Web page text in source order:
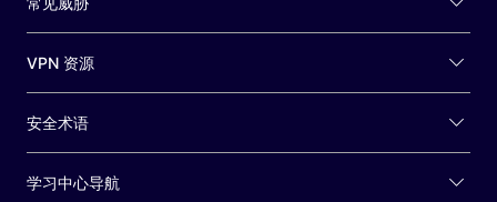
VPN 资源
安全术语
学习中心导航